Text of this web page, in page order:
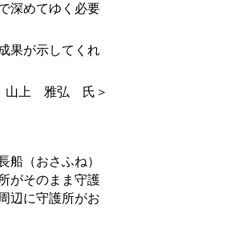
深めてゆく必要
果が示してくれ
山上 雅弘 氏＞
（おさふね）
がそのまま守護
辺に守護所がお